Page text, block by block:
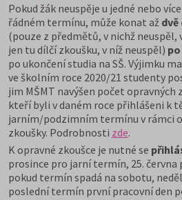
Pokud žák neuspěje u jedné nebo
řádném termínu, může konat až
(pouze z předmětů, v nichž neuspěl,
jen tu dílčí zkoušku, v níž neuspěl)
po ukončení studia na SŠ. Výjimku
ve školním roce 2020/21 studenty
jim MŠMT navýšen počet
kteří byli v daném roce přihlášeni k
jarním/podzimním termínu v rámci
zkoušky. Podrobnosti zde.
K opravné zkoušce je nutné se
prosince pro jarní termín, 25.
pokud termín spadá na sobotu,
poslední termín první pracovní den